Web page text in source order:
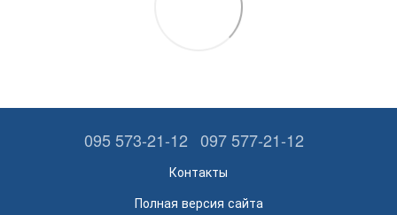
095 573-21-12 097 577-21-12
Контакты
Полная версия сайта